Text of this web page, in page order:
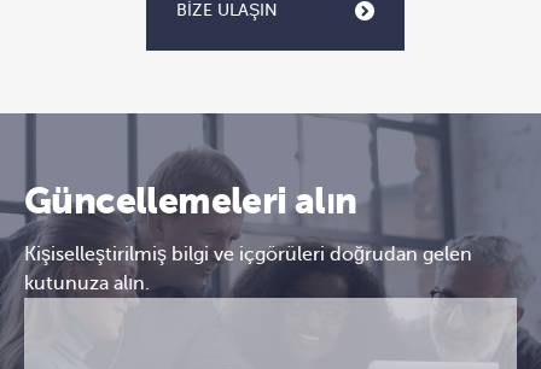
BIZE ULAŞIN
Güncellemeleri alın
Kişiselleştirilmiş bilgi ve içgörüleri doğrudan gelen
kutunuza alın.
posta